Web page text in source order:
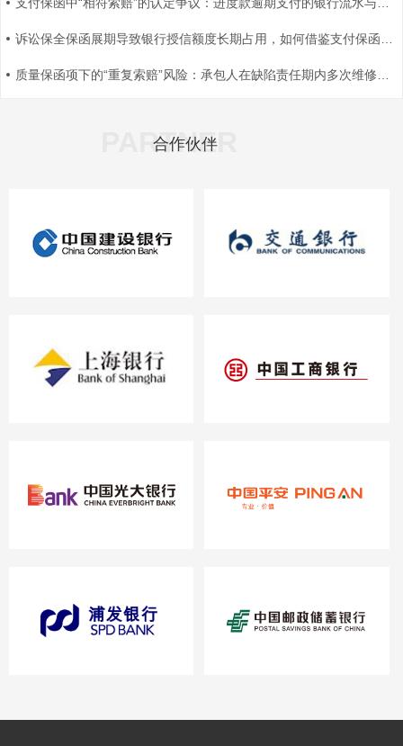
PARTNER
合作伙伴